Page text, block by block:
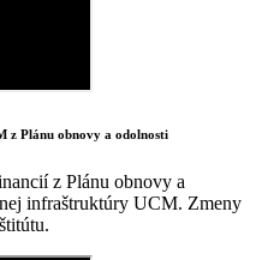
z Plánu obnovy a odolnosti
z Plánu obnovy a
infraštruktúry UCM. Zmeny